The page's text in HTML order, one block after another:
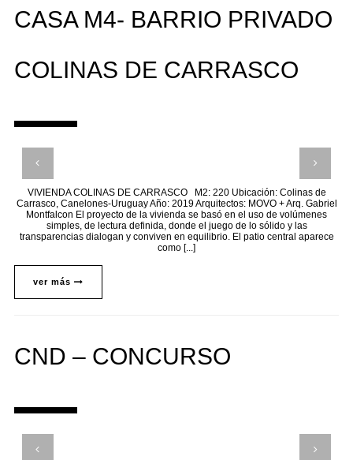
CASA M4- BARRIO PRIVADO
COLINAS DE CARRASCO
VIVIENDA COLINAS DE CARRASCO M2: 220 Ubicación: Colinas de
Carrasco, Canelones-Uruguay Año: 2019 Arquitectos: MOVO + Arq. Gabriel
Montfalcon El proyecto de la vivienda se basó en el uso de volúmenes
simples, de lectura definida, donde el juego de lo sólido y las
transparencias dialogan y conviven en equilibrio. El patio central aparece
como [...]
ver más
CND – CONCURSO